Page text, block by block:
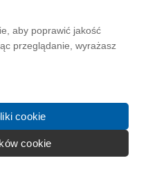
aby poprawić jakość
przeglądanie, wyrażasz
cookie
cookie